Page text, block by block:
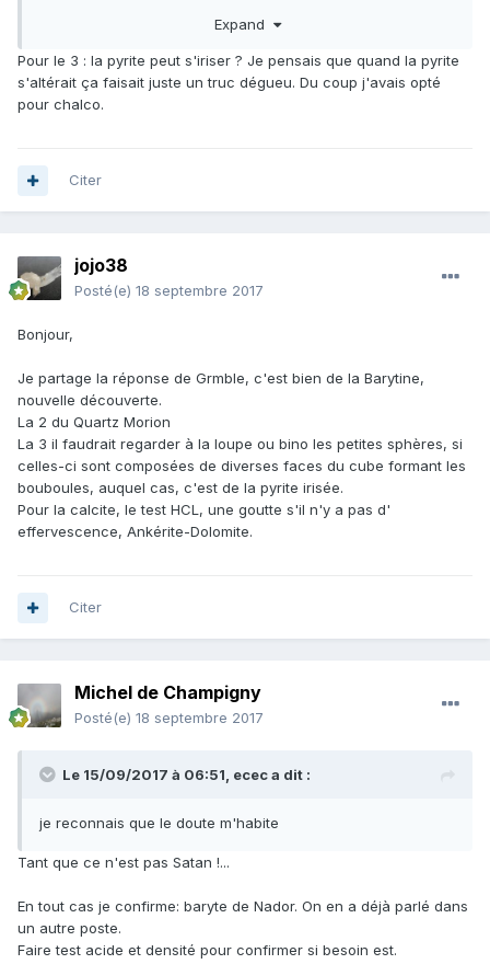
3: plutôt pyrite pour moi, sur calcite
floue) pas facile à dire.
5: quartz avec inclusion de goethite, petite boule dans les
quartz
C'est de la trouvaille ou achat sur place?
Expand
Pour le 3 : la pyrite peut s'iriser ? Je pensais que quand la pyrite
s'altérait ça faisait juste un truc dégueu. Du coup j'avais opté
pour chalco.
Citer
jojo38
Posté(e) 18 septembre 2017
Bonjour,
Je partage la réponse de Grmble, c'est bien de la Barytine,
nouvelle découverte.
La 2 du Quartz Morion
La 3 il faudrait regarder à la loupe ou bino les petites sphères, si
celles-ci sont composées de diverses faces du cube formant les
bouboules, auquel cas, c'est de la pyrite irisée.
Pour la calcite, le test HCL, une goutte s'il n'y a pas d'
effervescence, Ankérite-Dolomite.
Citer
Michel de Champigny
Posté(e) 18 septembre 2017
Le 15/09/2017 à 06:51, ececa dit :
je reconnais que le doute m'habite
Tant que ce n'est pas Satan !...
En tout cas je confirme: baryte de Nador. On en a déjà parlé dans
un autre poste.
Faire test acide et densité pour confirmer si besoin est.